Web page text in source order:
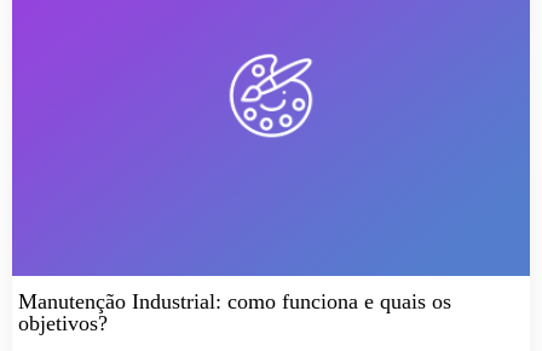
Manutenção Industrial: como funciona e quais os
objetivos?